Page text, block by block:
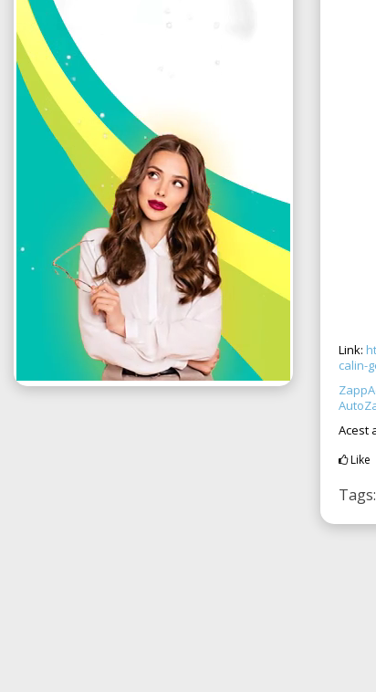
Link:
calin-
Acest
Like